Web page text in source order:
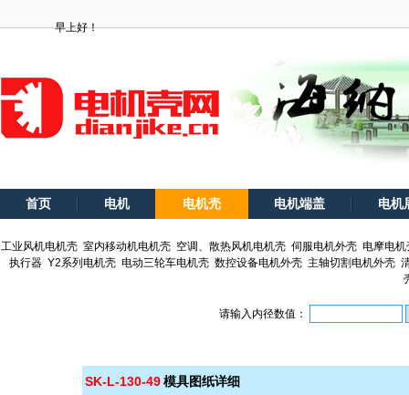
早上好！
首页 电机 电机壳 电机端盖 电机
工业风机电机壳 室内移动机电机壳 空调、散热风机电机壳 伺服电机外壳 电摩电机
执行器 Y2系列电机壳 电动三轮车电机壳 数控设备电机外壳 主轴切割电机外壳
请输入内径数值：
SK-L-130-49模具图纸详细